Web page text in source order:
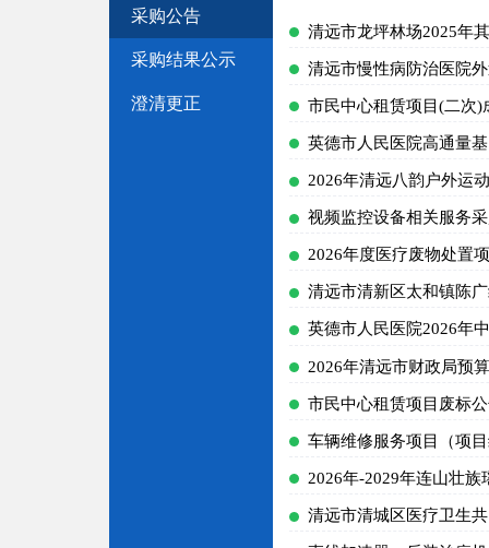
采购公告
采购结果公示
澄清更正
清远市龙坪林场2025年
清远市慢性病防治医院
市民中心租赁项目(二次)
英德市人民医院高通量
2026年清远八韵户外运
视频监控设备相关服务
2026年度医疗废物处置
英德市人民医院2026年
2026年清远市财政局预
市民中心租赁项目废标
车辆维修服务项目（项
2026年-2029年连山壮
清远市清城区医疗卫生